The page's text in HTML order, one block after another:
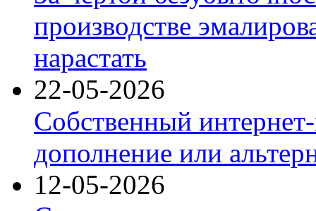
производстве
нарастать
22-05-2026
Собственный
дополнение или
12-05-2026